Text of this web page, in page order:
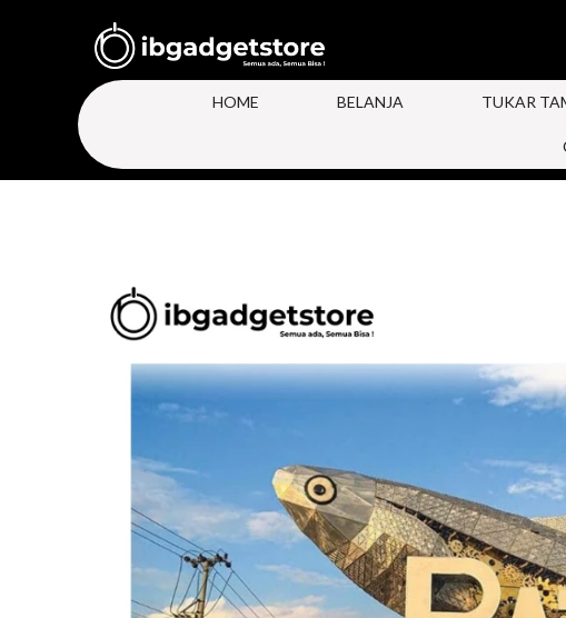
HOME BELANJA TUKAR